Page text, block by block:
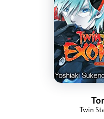
Twin